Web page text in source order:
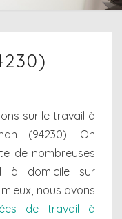
sur le travail à
(94230). On
de nombreuses
à domicile sur
nous avons
de travail à